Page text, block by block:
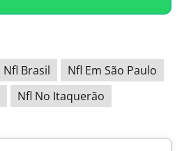
Nfl Brasil
Nfl Em São Paulo
Nfl No Itaquerão